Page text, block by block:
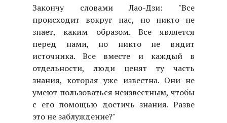
Закончу словами Лао-Дзи: "Все
происходит вокруг нас, но никто не
знает, каким образом. Все является
перед нами, но никто не видит
источника. Все вместе и каждый в
отдельности, люди ценят ту часть
знания, которая уже известна. Они не
умеют пользоваться неизвестным, чтобы
с его помощью достичь знания. Разве
это не заблуждение?"